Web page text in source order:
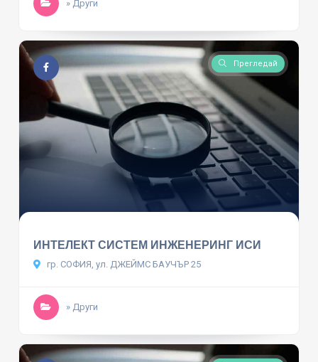
» Други
Прегледай
ИНТЕЛЕКТ СИСТЕМ ИНЖЕНЕРИНГ ИСИ
гр. СОФИЯ, ул. ДЖЕЙМС БАУЧЪР 25
» Други